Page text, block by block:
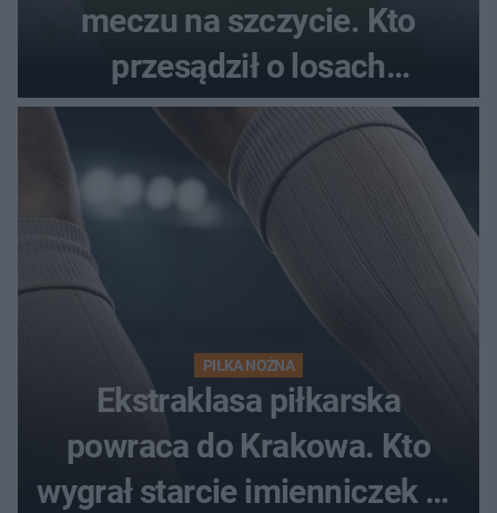
meczu na szczycie. Kto
przesądził o losach
spotkania?
PIŁKA NOŻNA
Ekstraklasa piłkarska
powraca do Krakowa. Kto
wygrał starcie imienniczek na